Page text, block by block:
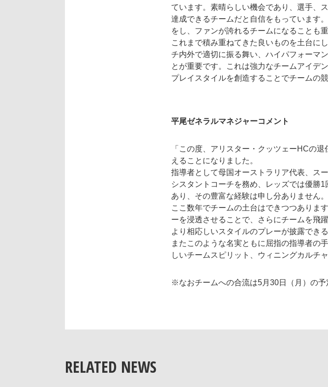
ています。素晴らしい機会であり、選手、
達成できるチームだと自信をもっています
をし、ファンが誇れるチームになることも重
これまで積み重ねてきた良いものを土台に
チ内外で適切に振る舞い、ハイパフォーマ
とが重要です。これは強力なチームアイデ
プレイスタイルを創造することでチームの
平尾ゼネラルマネジャーコメント
「この度、アリスター・クッツェーHCの
えることになりました。
指導者として母国オーストラリア代表、
シスタントコーチを務め、レッズでは優勝
あり、その豊富な経験は申し分ありません。
ここ数年でチームの土台はできつつありま
ーを浸透させることで、さらにチームを飛
より相応しいスタイルのプレーが披露でき
またこのような名実ともに屈指の指導者の
しいチームスピリット、ウィニングカルチ
※なおチームへの合流は5月30日（月）の予
RELATED NEWS